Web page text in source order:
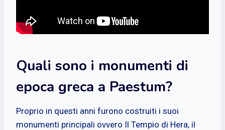
Quali sono i monumenti di
epoca greca a Paestum?
Proprio in questi anni furono costruiti i suoi
monumenti principali ovvero Il Tempio di Hera, il